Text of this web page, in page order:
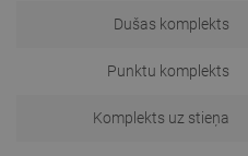
Dušas komplekts
Punktu komplekts
Komplekts uz stieņa